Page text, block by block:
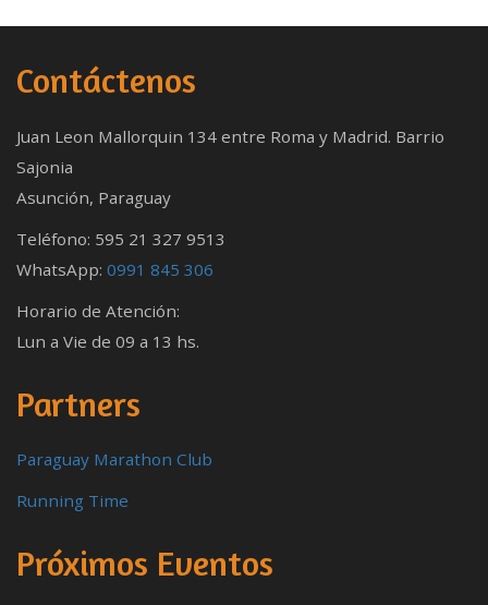
Contáctenos
Juan Leon Mallorquin 134 entre Roma y Madrid. Barrio
Sajonia
Asunción, Paraguay
Teléfono: 595 21 327 9513
WhatsApp: 0991 845 306
Horario de Atención:
Lun a Vie de 09 a 13 hs.
Partners
Paraguay Marathon Club
Running Time
Próximos Eventos